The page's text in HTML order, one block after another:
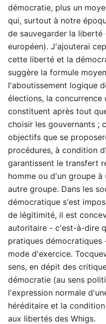
démocratie, plus un
qui, surtout à notre
de sauvegarder la liberté
européen). J'ajouterai
cette liberté et la
suggère la formule
l'aboutissement logique
élections, la concurrence
constituent après tout
choisir les gouvernants ;
objectifs que se
procédures, à condition
garantissent le transfert
homme ou d'un groupe à
autre groupe. Dans les
démocratique s'est
de légitimité, il est
autoritaire - c'est-à-dire
pratiques démocratiques
mode d'exercice.
sens, en dépit des
démocratie (au sens
l'expression normale
héréditaire et la
aux libertés des Whigs.